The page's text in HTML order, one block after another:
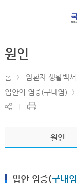
원인
홈 암환자 생활백서
입안의 염증(구내염)
공
하
현
페
인
원인
입안 염증(구내염